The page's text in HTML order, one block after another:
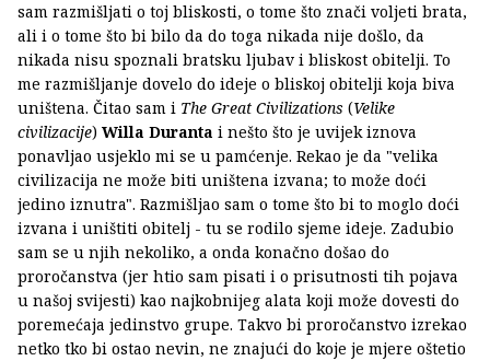
sam razmišljati o toj bliskosti, o tome što znači voljeti brata,
ali i o tome što bi bilo da do toga nikada nije došlo, da
nikada nisu spoznali bratsku ljubav i bliskost obitelji. To
me razmišljanje dovelo do ideje o bliskoj obitelji koja biva
uništena. Čitao sam i The Great Civilizations (Velike
civilizacije) Willa Duranta i nešto što je uvijek iznova
ponavljao usjeklo mi se u pamćenje. Rekao je da "velika
civilizacija ne može biti uništena izvana; to može doći
jedino iznutra". Razmišljao sam o tome što bi to moglo doći
izvana i uništiti obitelj - tu se rodilo sjeme ideje. Zadubio
sam se u njih nekoliko, a onda konačno došao do
proročanstva (jer htio sam pisati i o prisutnosti tih pojava
u našoj svijesti) kao najkobnijeg alata koji može dovesti do
poremećaja jedinstvo grupe. Takvo bi proročanstvo izrekao
netko tko bi ostao nevin, ne znajući do koje je mjere oštetio